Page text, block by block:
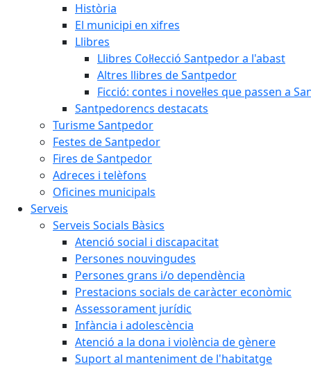
Història
El municipi en xifres
Llibres
Llibres Col·lecció Santpedor a l'abast
Altres llibres de Santpedor
Ficció: contes i novel·les que passen a
Santpedorencs destacats
Turisme Santpedor
Festes de Santpedor
Fires de Santpedor
Adreces i telèfons
Oficines municipals
Serveis
Serveis Socials Bàsics
Atenció social i discapacitat
Persones nouvingudes
Persones grans i/o dependència
Prestacions socials de caràcter econòmic
Assessorament jurídic
Infància i adolescència
Atenció a la dona i violència de gènere
Suport al manteniment de l'habitatge